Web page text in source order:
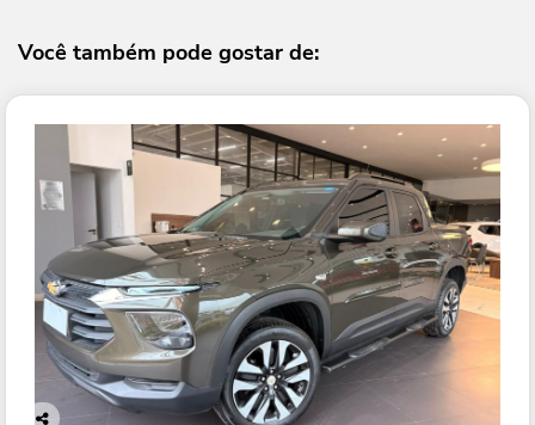
Você também pode gostar de: